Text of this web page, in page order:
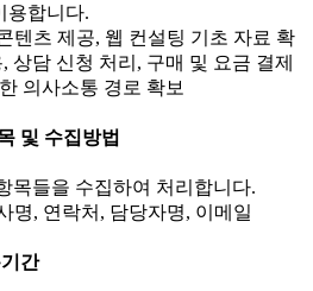
용합니다.
텐츠 제공, 웹 컨설팅 기초 자료 확
상담 신청 처리, 구매 및 요금 결제
의사소통 경로 확보
및 수집방법
목들을 수집하여 처리합니다.
명, 연락처, 담당자명, 이메일
간